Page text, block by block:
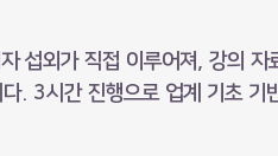
섭외가 직접 이루어져, 강의 자
. 3시간 진행으로 업계 기초 기